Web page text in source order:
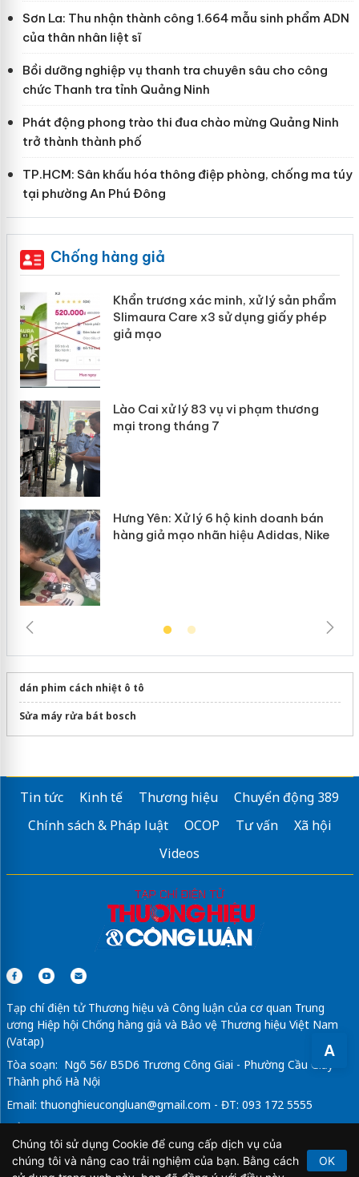
A
Sơn La: Thu nhận thành công 1.664 mẫu sinh phẩm ADN
của thân nhân liệt sĩ
Bồi dưỡng nghiệp vụ thanh tra chuyên sâu cho công
chức Thanh tra tỉnh Quảng Ninh
Phát động phong trào thi đua chào mừng Quảng Ninh
trở thành thành phố
TP.HCM: Sân khấu hóa thông điệp phòng, chống ma túy
tại phường An Phú Đông
Chống hàng giả
Khẩn trương xác minh, xử lý sản phẩm
Slimaura Care x3 sử dụng giấy phép
giả mạo
Lào Cai xử lý 83 vụ vi phạm thương
mại trong tháng 7
Hưng Yên: Xử lý 6 hộ kinh doanh bán
hàng giả mạo nhãn hiệu Adidas, Nike
dán phim cách nhiệt ô tô
Sửa máy rửa bát bosch
Tin tức Kinh tế Thương hiệu
Chuyển động 389
Chính sách & Pháp luật
OCOP Tư vấn
Xã hội
Videos
Tạp chí điện tử Thương hiệu và Công luận của cơ quan Trung
ương Hiệp hội Chống hàng giả và Bảo vệ Thương hiệu Việt Nam
(Vatap)
Tòa soạn: Ngõ 56/ B5D6 Trương Công Giai - Phường Cầu Giấy -
Thành phố Hà Nội
Email: thuonghieucongluan@gmail.com - ĐT: 093 172 5555
Tổng Biên Tập: Vũ Đức Thuận
Giấy phép hoạt động báo chí điện tử số 64/GP-BTTTT do Bộ
Thông tin và Truyền thông cấp ngày 21/2/2020.
Chúng tôi sử dụng Cookie để cung cấp dịch vụ của
chúng tôi và nâng cao trải nghiệm của bạn. Bằng cách
OK